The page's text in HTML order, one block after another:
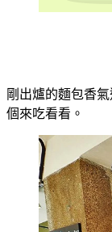
剛出爐的麵包香
個來吃看看。